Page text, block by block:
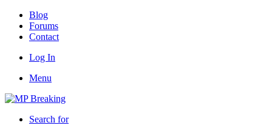
Blog
Forums
Contact
Log In
Menu
Search for